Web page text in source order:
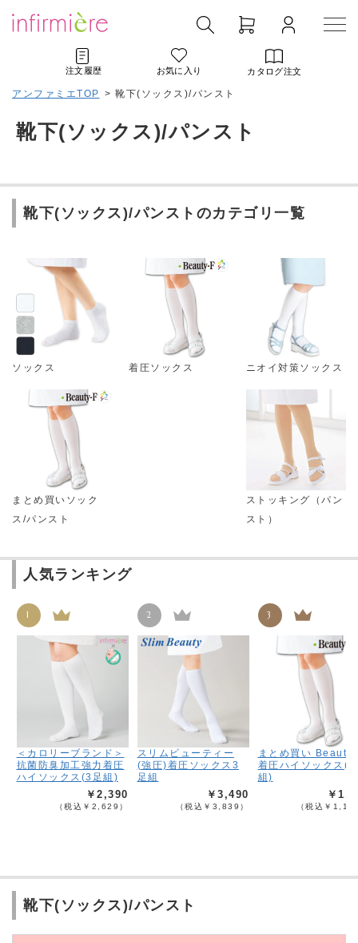
注文履歴 お気に入り カタログ注文
アンファミエTOP > 靴下(ソックス)/パンスト
靴下(ソックス)/パンスト
靴下(ソックス)/パンストのカテゴリ一覧
ソックス 着圧ソックス ニオイ対策ソックス
まとめ買いソック
ス/パンスト
ストッキング（パン
スト）
人気ランキング
1
＜カロリーブランド＞
抗菌防臭加工強力着圧
ハイソックス(3足組)
￥2,390
（税込￥2,629）
2
スリムビューティー
(強圧)着圧ソックス3
足組
￥3,490
（税込￥3,839）
3
まとめ買い
着圧ハイソックス(3
組)
￥
（税込￥
靴下(ソックス)/パンスト